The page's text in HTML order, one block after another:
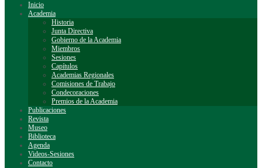
Inicio
Academia
Historia
Junta Directiva
Gobierno de la Academia
Miembros
Sesiones
Capítulos
Academias Regionales
Comisiones de Trabajo
Condecoraciones
Premios de la Academia
Publicaciones
Revista
Museo
Biblioteca
Agenda
Videos-Sesiones
Contacto